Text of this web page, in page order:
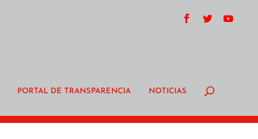
PORTAL DE TRANSPARENCIA NOTICIAS